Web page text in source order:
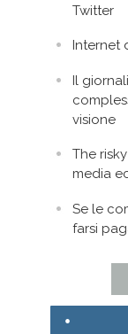
Twitter
Internet
Il
visione
The
media
Se le
farsi